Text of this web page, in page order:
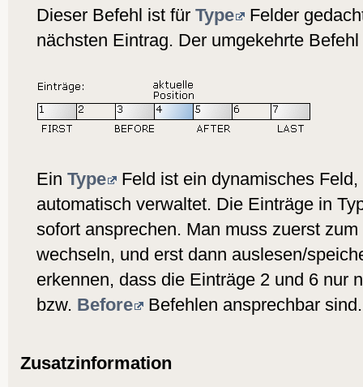
Dieser Befehl ist für Type
Felder
nächsten Eintrag. Der umgekehrte
Ein Type
Feld ist ein dynamisches
automatisch verwaltet. Die Einträge in
sofort ansprechen. Man muss zuerst
wechseln, und erst dann auslesen/
erkennen, dass die Einträge 2 und 6 nur
bzw. Before Befehlen ansprechbar sind.
Zusatzinformation